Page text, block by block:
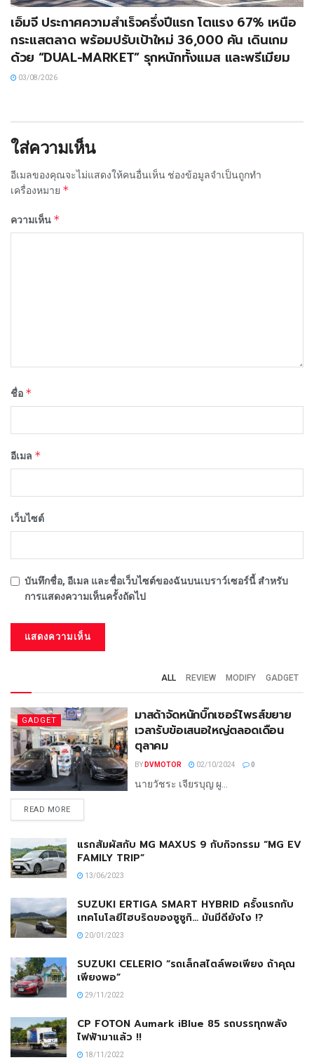
เอ็มจี ประกาศความสำเร็จครึ่งปีแรก โตแรง 67% เหนือ
กระแสตลาด พร้อมปรับเป้าใหม่ 36,000 คัน เดินเกม
ด้วย “DUAL-MARKET” รุกหนักทั้งแมส และพรีเมียม
03/08/2026
ใส่ความเห็น
อีเมลของคุณจะไม่แสดงให้คนอื่นเห็น ช่องข้อมูลจำเป็นถูกทำ
เครื่องหมาย *
ความเห็น *
ชื่อ *
อีเมล *
เว็บไซต์
บันทึกชื่อ, อีเมล และชื่อเว็บไซต์ของฉันบนเบราว์เซอร์นี้ สำหรับ
การแสดงความเห็นครั้งถัดไป
ALL REVIEW MODIFY GADGET
GADGET
มาสด้าจัดหนักบิ๊กเซอร์ไพรส์ขยาย
เวลารับข้อเสนอใหญ่ตลอดเดือน
ตุลาคม
BY DVMOTOR 02/10/2024 0
นายวัชระ เจียรบุญ ผู...
READ MORE
แรกสัมผัสกับ MG MAXUS 9 กับกิจกรรม “MG EV
FAMILY TRIP”
13/06/2023
SUZUKI ERTIGA SMART HYBRID ครั้งแรกกับ
เทคโนโลยีไฮบริดของซูซูกิ… มันมีดียังไง !?
20/01/2023
SUZUKI CELERIO “รถเล็กสไตล์พอเพียง ถ้าคุณ
เพียงพอ”
29/11/2022
CP FOTON Aumark iBlue 85 รถบรรทุกพลัง
ไฟฟ้ามาแล้ว !!
18/11/2022